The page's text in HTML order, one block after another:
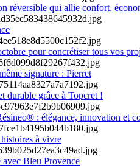
réversible qui allie confort,
pour concrétiser tous vos
signature : Pierret
durable grâce à Topcret !
: élégance, innovation et
à vivre
avec Bleu Provence